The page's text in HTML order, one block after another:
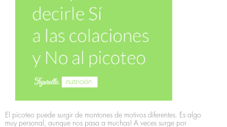
El picoteo puede surgir de montones de motivos diferentes. Es algo
muy personal, aunque nos pasa a muchas! A veces surge por